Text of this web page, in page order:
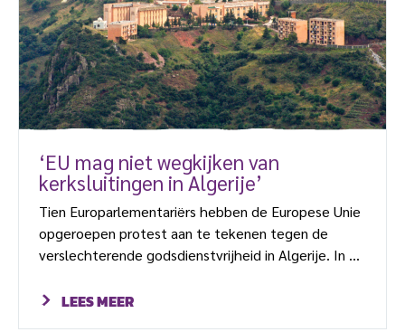
‘EU mag niet wegkijken van
kerksluitingen in Algerije’
Tien Europarlementariërs hebben de Europese Unie
opgeroepen protest aan te tekenen tegen de
verslechterende godsdienstvrijheid in Algerije. In de
de protestantse kerken in Algerije hun deuren.
LEES MEER